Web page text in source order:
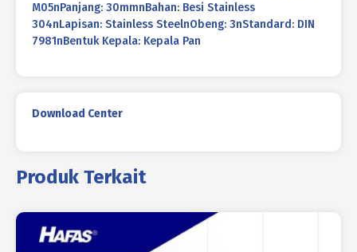
M05nPanjang: 30mmnBahan: Besi Stainless
304nLapisan: Stainless SteelnObeng: 3nStandard: DIN
7981nBentuk Kepala: Kepala Pan
Download Center
Produk Terkait